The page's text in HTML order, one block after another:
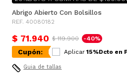
Abrigo Abierto Con Bolsillos
REF. 40080182
$ 71.940 $ 119.900 -40%
Cupón: Aplicar 15%Dcto en
Guia de tallas